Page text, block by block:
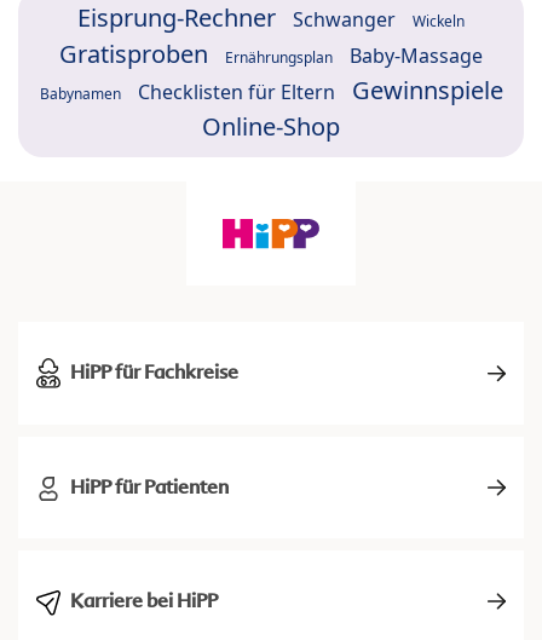
Eisprung-Rechner Schwanger Wickeln
Gratisproben Ernährungsplan Baby-Massage
Babynamen Checklisten für Eltern
Gewinnspiele
Online-Shop
HiPP für Fachkreise
HiPP für Patienten
Karriere bei HiPP